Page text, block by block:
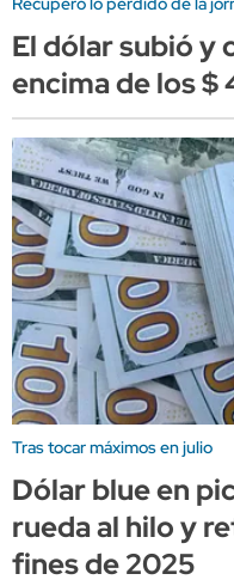
El dólar subió y
encima de los $
Tras tocar máximos en julio
Dólar blue en
rueda al hilo y
fines de 2025